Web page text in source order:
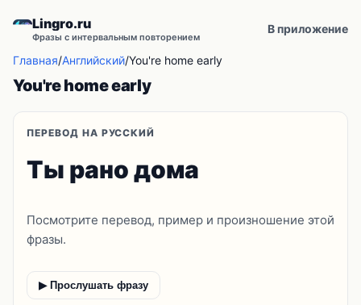
Lingro.ru
Фразы с интервальным повторением
В приложение
Главная/Английский/You're home early
You're home early
ПЕРЕВОД НА РУССКИЙ
Ты рано дома
Посмотрите перевод, пример и произношение этой
фразы.
▶ Прослушать фразу